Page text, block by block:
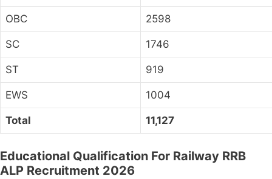
OBC 2598
SC 1746
ST 919
EWS 1004
Total 11,127
Educational Qualification For Railway RRB
ALP Recruitment 2026